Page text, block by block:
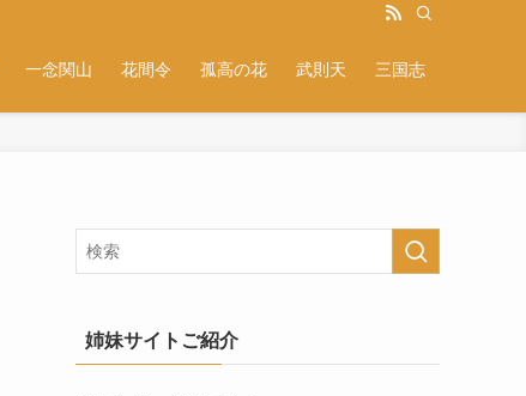
一念関山 花間令 孤高の花 武則天 三国志
姉妹サイトご紹介